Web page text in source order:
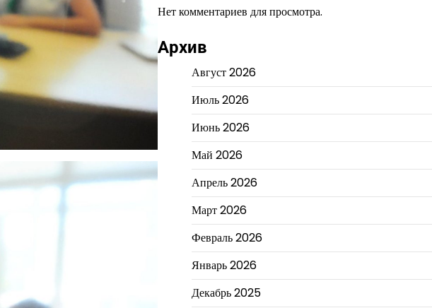
Нет комментариев для просмотра.
Архив
Август 2026
Июль 2026
Июнь 2026
Май 2026
Апрель 2026
Март 2026
Февраль 2026
Январь 2026
Декабрь 2025